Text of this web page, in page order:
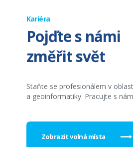
Kariéra
Pojďte s námi
změřit svět
Staňte se profesionálem v
a geoinformatiky. Pracujte s
Zobrazit volná místa